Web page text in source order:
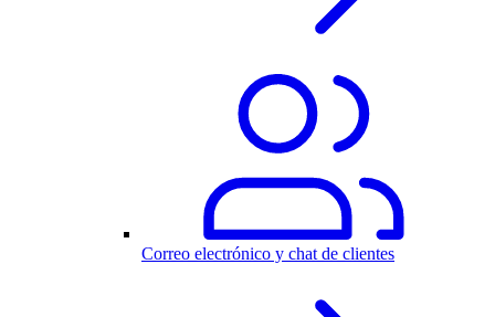
Correo electrónico y chat de clientes